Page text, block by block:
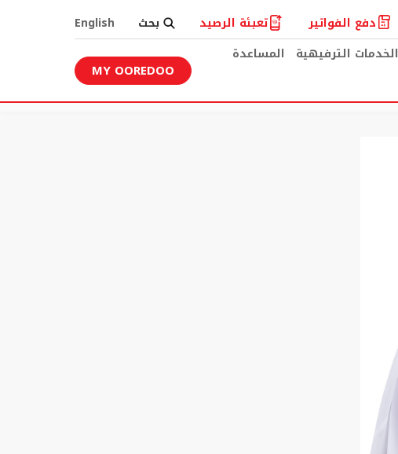
دفع الفواتير تعبئة الرصيد بحث
English
الخدمات الترفيهية المساعدة
MY OOREDOO